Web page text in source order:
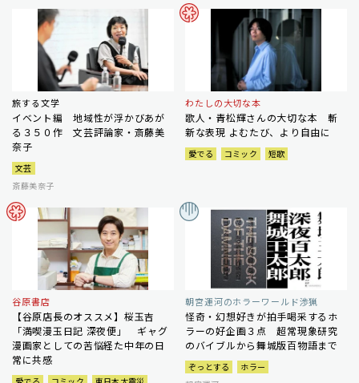
旅する文学
イベント編 地域性が浮かびあが
る３５０作 文芸評論家・斎藤美
奈子
文芸
斎藤美奈子
わたしの大切な本
歌人・青松輝さんの大切な本 斬
新な表現 よむたび、より自由に
愛でる コミック 短歌
谷原書店
【谷原店長のオススメ】桜玉吉
「満喫漫玉日記 深夜便」 ギャグ
漫画家としての苦悩経た中年の日
常に共感
朝宮運河のホラーワールド渉猟
怪奇・幻想好きが拍手喝采するホ
ラーの好企画３点 超常現象研究
のバイブルから舞城版百物語まで
ぞっとする
ホラー